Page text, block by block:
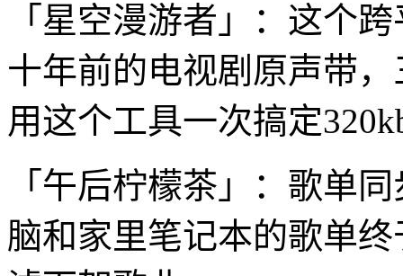
「星空漫游者」：这个
十年前的电视剧原声带
用这个工具一次搞定
「午后柠檬茶」：歌单
脑和家里笔记本的歌单